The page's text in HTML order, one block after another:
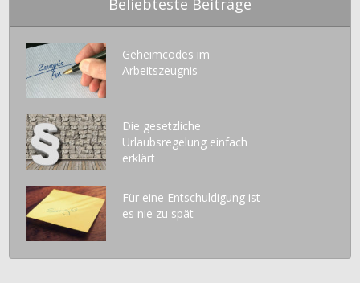
Beliebteste Beiträge
Geheimcodes im
Arbeitszeugnis
Die gesetzliche
Urlaubsregelung einfach
erklärt
Für eine Entschuldigung ist
es nie zu spät